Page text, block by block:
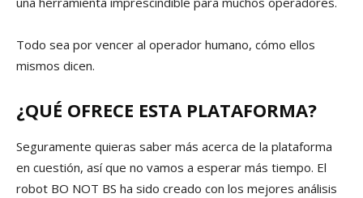
Todo sea por vencer al operador humano, cómo ellos
mismos dicen.
¿QUÉ OFRECE ESTA PLATAFORMA?
Seguramente quieras saber más acerca de la plataforma
en cuestión, así que no vamos a esperar más tiempo. El
robot BO NOT BS ha sido creado con los mejores análisis